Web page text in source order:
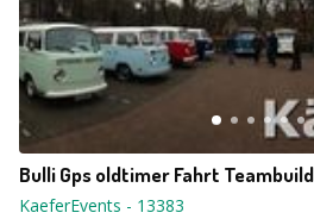
Bulli Gps oldtimer Fahrt
KaeferEvents - 13383